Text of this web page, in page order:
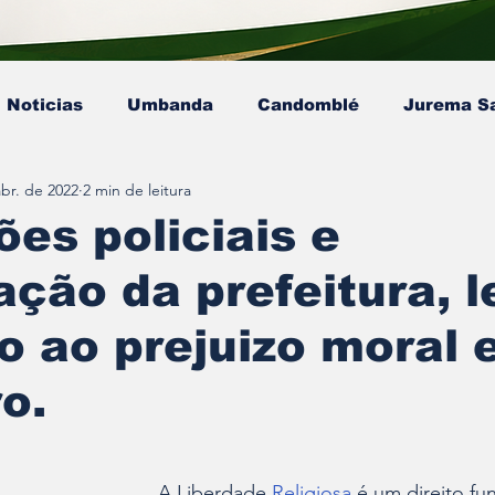
Noticias Umbanda Candomblé Jurema
- Mestre Kaluanã
- Pai Gamby Ekedy Nadja Ómi Afefé
policiais e
da prefeitura,
ao prejuizo moral
de 2022 2 min de leitura
5 estrelas.